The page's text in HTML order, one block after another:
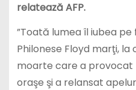
relatează AFP.
”Toată lumea îl iubea
Philonese Floyd marţi, la
moarte care a provocat
oraşe şi a relansat